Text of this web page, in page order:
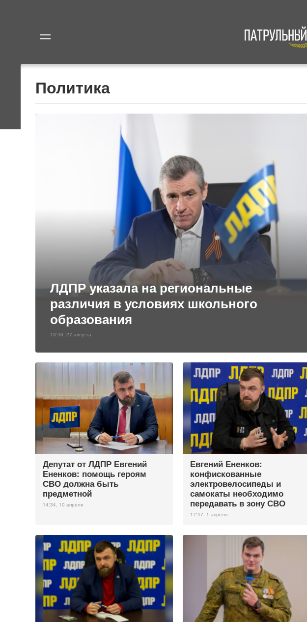
Политика
ЛДПР указала на региональные
различия в условиях школьного
образования
13:46, 27 августа
Депутат от ЛДПР Евгений
Ененков: помощь героям
СВО должна быть
предметной
14:34, 10 апреля
Евгений Ененков:
конфискованные
электровелосипеды и
самокаты необходимо
передавать в зону СВО
17:47, 1 апреля